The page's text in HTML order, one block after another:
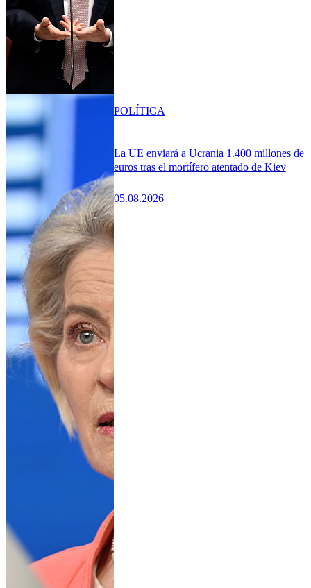
La UE enviará a Ucrania 1.400 millones de
euros tras el mortífero atentado de Kiev
05.08.2026
POLÍTICA